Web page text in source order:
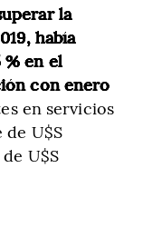
la
había
en el
con enero
en servicios
U$S
de U$S